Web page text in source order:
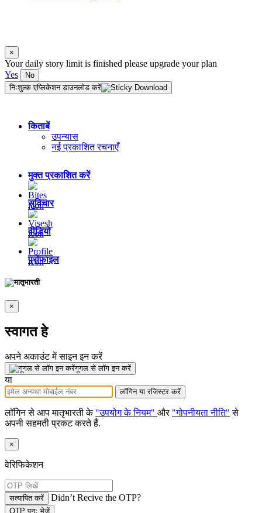
×
Your daily story limit is finished please upgrade your plan
Yes
No
निःशुल्क एप्लिकेशन डाउनलोड करें
किताबें
उपन्यास
नई प्रकाशित रचनाएँ
मुक्त प्रकाशित करें
सुविचार
वीडियो
प्रोफाइल
×
स्वागत हे
अपने अकाउंट में साइन इन करें
गूगल से लॉग इन करें
या
लॉगिन या रजिस्टर करें
लॉगिन से आप मातृभारती के "उपयोग के नियम" और "गोपनीयता नीति" से
अपनी सहमती प्रकट करते हैं.
×
वेरिफिकेशन
सत्यापित करें Didn’t Recive the OTP?
OTP पुनः भेजें